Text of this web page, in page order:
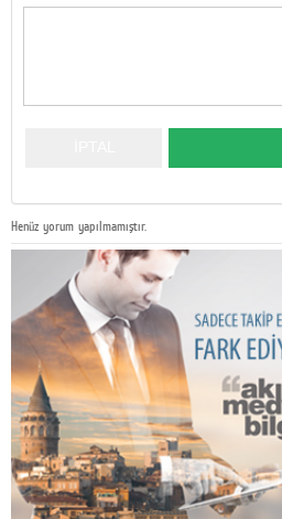
Henüz yorum yapılmamıştır.